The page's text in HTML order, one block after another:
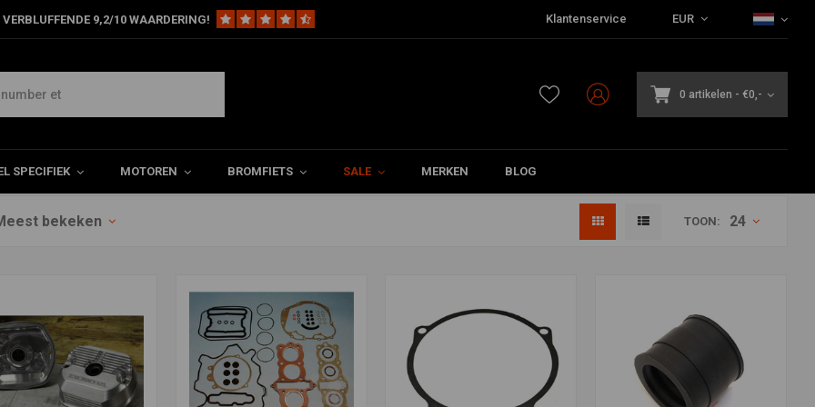
9,2/10 WAARDERING! Klantenservice EUR
0 artikelen - €0,-
SPECIFIEK MOTOREN BROMFIETS SALE MERKEN BLOG
bekeken TOON: 24